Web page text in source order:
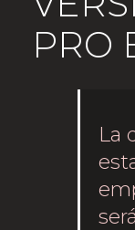
PRO
La